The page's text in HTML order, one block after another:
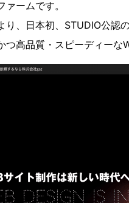
ームです。
り、日本初、STUDIO公認
つ高品質・スピーディーな